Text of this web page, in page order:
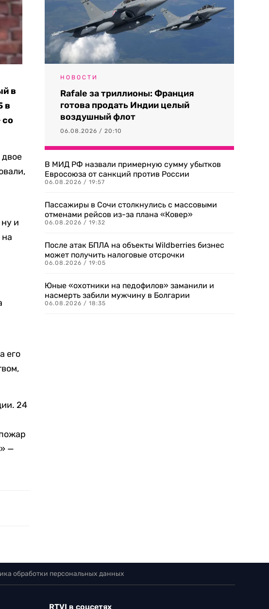
в
в
со
и
на
его
24
—
НОВОСТИ
Rafale за триллионы: Франция
готова продать Индии целый
воздушный флот
06.08.2026 / 20:10
В МИД РФ назвали примерную сумму убытков
Евросоюза от санкций против России
06.08.2026 / 19:57
Пассажиры в Сочи столкнулись с массовыми
отменами рейсов из-за плана «Ковер»
06.08.2026 / 19:32
После атак БПЛА на объекты Wildberries бизнес
может получить налоговые отсрочки
06.08.2026 / 19:05
Юные «охотники на педофилов» заманили и
насмерть забили мужчину в Болгарии
06.08.2026 / 18:35
обработки персональных данных
RTVI в соцсетях